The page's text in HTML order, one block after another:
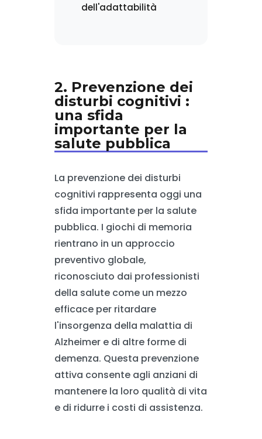
dell'adattabilità
2. Prevenzione dei
disturbi cognitivi :
una sfida
importante per la
salute pubblica
La prevenzione dei disturbi
cognitivi rappresenta oggi una
sfida importante per la salute
pubblica. I giochi di memoria
rientrano in un approccio
preventivo globale,
riconosciuto dai professionisti
della salute come un mezzo
efficace per ritardare
l'insorgenza della malattia di
Alzheimer e di altre forme di
demenza. Questa prevenzione
attiva consente agli anziani di
mantenere la loro qualità di vita
e di ridurre i costi di assistenza.